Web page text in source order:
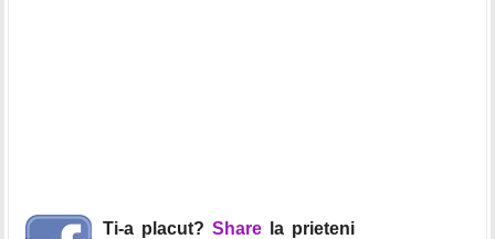
Ti-a placut? Share la prieteni